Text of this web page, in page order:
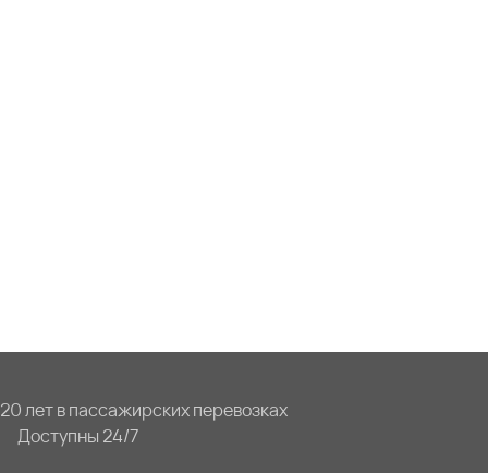
20 лет в пассажирских перевозках
Доступны 24/7